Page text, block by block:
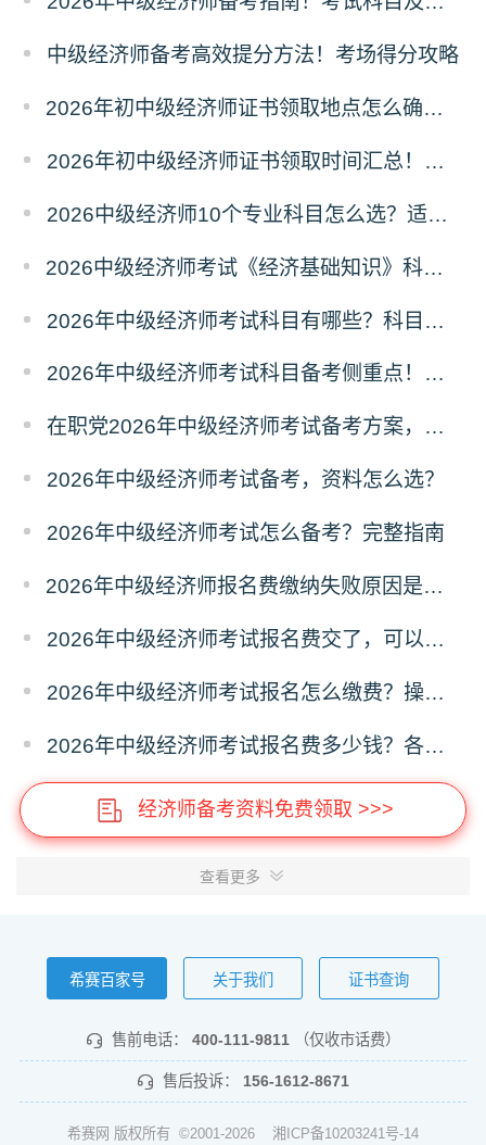
中级经济师备考高效提分方法！考场得分攻略
2026年初中级经济师证书领取地点怎么确定？属地规则
2026年初中级经济师证书领取时间汇总！领证节点
2026中级经济师10个专业科目怎么选？适配人群
2026中级经济师考试《经济基础知识》科目六大模块梳理
2026年中级经济师考试科目有哪些？科目介绍
2026年中级经济师考试科目备考侧重点！分清主次
在职党2026年中级经济师考试备考方案，碎片化学习
2026年中级经济师考试备考，资料怎么选？
2026年中级经济师考试怎么备考？完整指南
2026年中级经济师报名费缴纳失败原因是什么？解决办法
2026年中级经济师考试报名费交了，可以退费吗？
2026年中级经济师考试报名怎么缴费？操作指南
2026年中级经济师考试报名费多少钱？各省收费标准
经济师备考资料免费领取 >>>
查看更多
希赛百家号 关于我们 证书查询
售前电话： 400-111-9811 （仅收市话费）
售后投诉： 156-1612-8671
希赛网 版权所有 ©2001-2026 湘ICP备10203241号-14